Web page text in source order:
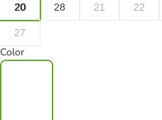
20
28 21 22
27
Color